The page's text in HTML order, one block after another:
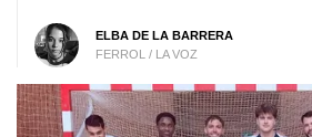
ELBA DE LA BARRERA
FERROL / LA VOZ